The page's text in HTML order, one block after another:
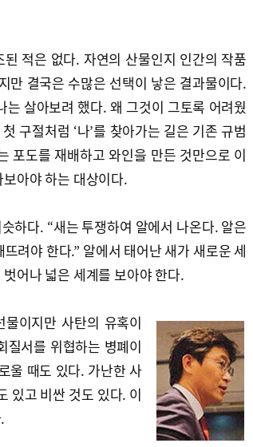
적은 없다. 자연의 산물인지 인간의 작품
만 결국은 수많은 선택이 낳은 결과물이다.
살아보려 했다. 왜 그것이 그토록 어려웠
구절처럼 ‘나’를 찾아가는 길은 기존 규범
포도를 재배하고 와인을 만든 것만으로 이
아야 하는 대상이다.
하다. “새는 투쟁하여 알에서 나온다. 알은
려야 한다.” 알에서 태어난 새가 새로운 세
어나 넓은 세계를 보아야 한다.
이지만 사탄의 유혹이
질서를 위협하는 병폐이
울 때도 있다. 가난한 사
있고 비싼 것도 있다. 이